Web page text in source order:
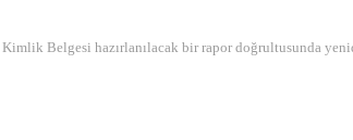
Belgesi hazırlanılacak bir rapor doğrultusunda